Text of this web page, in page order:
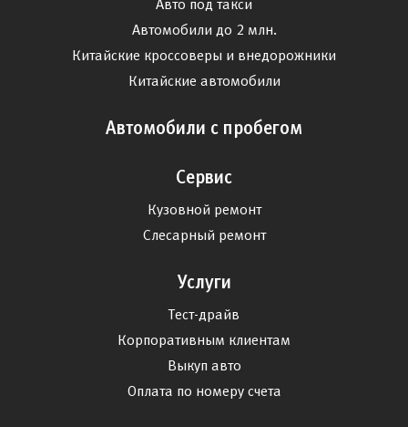
Авто под такси
Автомобили до 2 млн.
Китайские кроссоверы и внедорожники
Китайские автомобили
Автомобили с пробегом
Сервис
Кузовной ремонт
Слесарный ремонт
Услуги
Тест-драйв
Корпоративным клиентам
Выкуп авто
Оплата по номеру счета